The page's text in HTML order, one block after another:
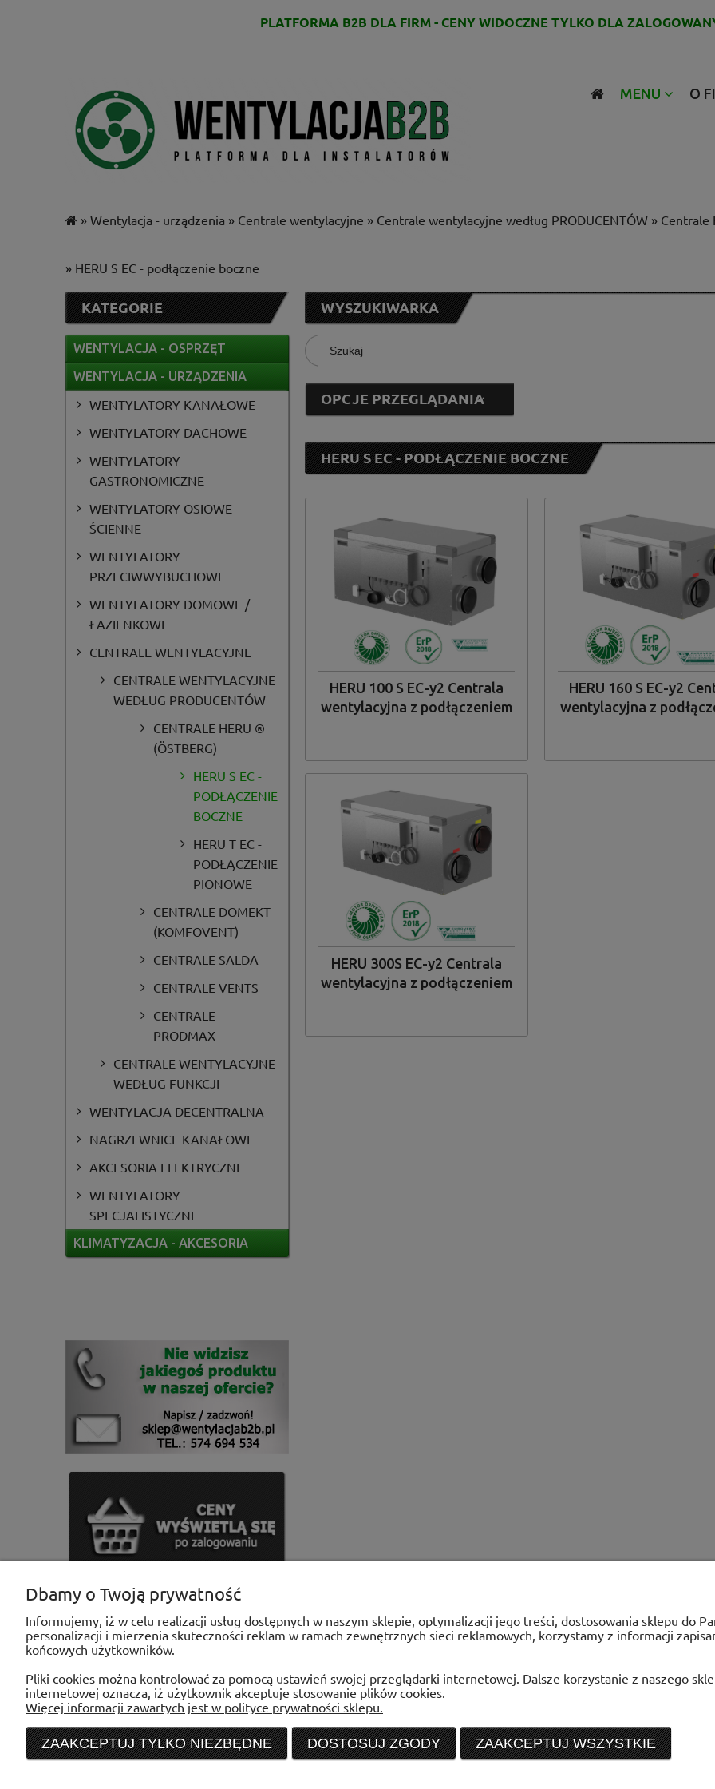
PLATFORMA B2B DLA FIRM - CENY WIDOCZNE TYLKO DLA
MENU O
» Wentylacja - urządzenia » Centrale wentylacyjne » Centrale wentylacyjne według PRODUCENTÓW » Centrale
» HERU S EC - podłączenie boczne
KATEGORIE
WENTYLACJA - OSPRZĘT
WENTYLACJA - URZĄDZENIA
WENTYLATORY KANAŁOWE
WENTYLATORY DACHOWE
WENTYLATORY
GASTRONOMICZNE
WENTYLATORY OSIOWE
ŚCIENNE
WENTYLATORY
PRZECIWWYBUCHOWE
WENTYLATORY DOMOWE /
ŁAZIENKOWE
CENTRALE WENTYLACYJNE
CENTRALE WENTYLACYJNE
WEDŁUG PRODUCENTÓW
CENTRALE HERU ®
(ÖSTBERG)
HERU S EC -
PODŁĄCZENIE
BOCZNE
HERU T EC -
PODŁĄCZENIE
PIONOWE
CENTRALE DOMEKT
(KOMFOVENT)
CENTRALE SALDA
CENTRALE VENTS
CENTRALE
PRODMAX
CENTRALE WENTYLACYJNE
WEDŁUG FUNKCJI
WENTYLACJA DECENTRALNA
NAGRZEWNICE KANAŁOWE
AKCESORIA ELEKTRYCZNE
WENTYLATORY
SPECJALISTYCZNE
KLIMATYZACJA - AKCESORIA
WYSZUKIWARKA
OPCJE PRZEGLĄDANIA
Östberg (4)
HERU S EC - PODŁĄCZENIE BOCZNE
HERU 100 S EC-y2 Centrala
wentylacyjna z podłączeniem
HERU 160 S EC-y2
wentylacyjna z
HERU 300S EC-y2 Centrala
wentylacyjna z podłączeniem
POMOC
Reklamacje
Regulamin
Twoje zamówienia
Ustawienia konta
Przechowalnia
Formy płatności
Koszt dostawy
Czas realizacji zamówienia
Ustawienia
Jak kupować?
Sklep internetowy WENTYLACJAB2B
e-mail:sklep@wentylacjab2b.pl
Dbamy o Twoją prywatność
Informujemy, iż w celu realizacji usług dostępnych w naszym sklepie, optymalizacji jego treści, dostosowania sklepu do
personalizacji i mierzenia skuteczności reklam w ramach zewnętrznych sieci reklamowych, korzystamy z informacji
końcowych użytkowników.
Pliki cookies można kontrolować za pomocą ustawień swojej przeglądarki internetowej. Dalsze korzystanie z naszego
internetowej oznacza, iż użytkownik akceptuje stosowanie plików cookies.
Więcej informacji zawartych jest w polityce prywatności sklepu.
ZAAKCEPTUJ TYLKO NIEZBĘDNE DOSTOSUJ ZGODY ZAAKCEPTUJ WSZYSTKIE